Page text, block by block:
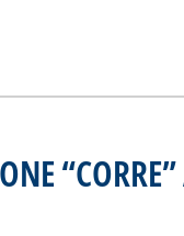
DEI PREZZI